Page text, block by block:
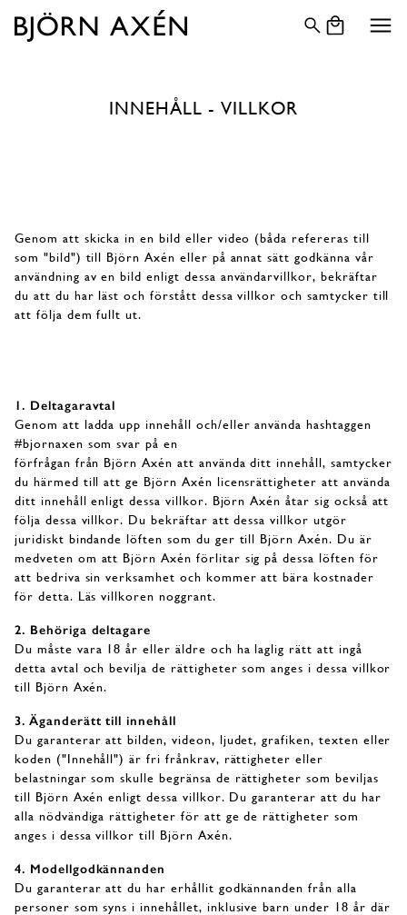
Gå vidare till innehåll
VARUKORG
INNEHÅLL - VILLKOR
Genom att skicka in en bild eller video (båda refereras till
som "bild") till Björn Axén eller på annat sätt godkänna vår
användning av en bild enligt dessa användarvillkor, bekräftar
du att du har läst och förstått dessa villkor och samtycker till
att följa dem fullt ut.
1. Deltagaravtal
Genom att ladda upp innehåll och/eller använda hashtaggen
#bjornaxen som svar på en
förfrågan från Björn Axén att använda ditt innehåll, samtycker
du härmed till att ge Björn Axén licensrättigheter att använda
ditt innehåll enligt dessa villkor. Björn Axén åtar sig också att
följa dessa villkor. Du bekräftar att dessa villkor utgör
juridiskt bindande löften som du ger till Björn Axén. Du är
medveten om att Björn Axén förlitar sig på dessa löften för
att bedriva sin verksamhet och kommer att bära kostnader
för detta. Läs villkoren noggrant.
2. Behöriga deltagare
Du måste vara 18 år eller äldre och ha laglig rätt att ingå
detta avtal och bevilja de rättigheter som anges i dessa villkor
till Björn Axén.
3. Äganderätt till innehåll
Du garanterar att bilden, videon, ljudet, grafiken, texten eller
koden ("Innehåll") är fri frånkrav, rättigheter eller
belastningar som skulle begränsa de rättigheter som beviljas
till Björn Axén enligt dessa villkor. Du garanterar att du har
alla nödvändiga rättigheter för att ge de rättigheter som
anges i dessa villkor till Björn Axén.
4. Modellgodkännanden
Du garanterar att du har erhållit godkännanden från alla
personer som syns i innehållet, inklusive barn under 18 år där